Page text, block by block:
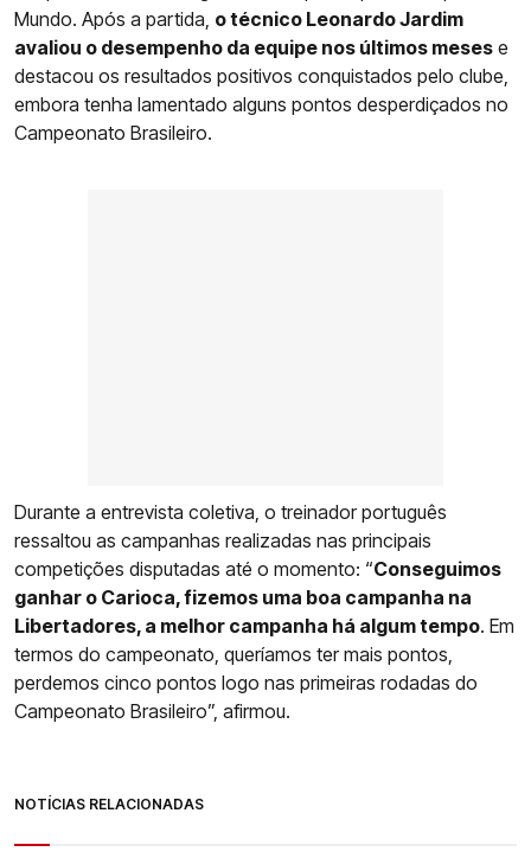
Mundo. Após a partida, o técnico Leonardo Jardim
avaliou o desempenho da equipe nos últimos meses e
destacou os resultados positivos conquistados pelo clube,
embora tenha lamentado alguns pontos desperdiçados no
Campeonato Brasileiro.
Durante a entrevista coletiva, o treinador português
ressaltou as campanhas realizadas nas principais
competições disputadas até o momento: “Conseguimos
ganhar o Carioca, fizemos uma boa campanha na
Libertadores, a melhor campanha há algum tempo. Em
termos do campeonato, queríamos ter mais pontos,
perdemos cinco pontos logo nas primeiras rodadas do
Campeonato Brasileiro”, afirmou.
NOTÍCIAS RELACIONADAS